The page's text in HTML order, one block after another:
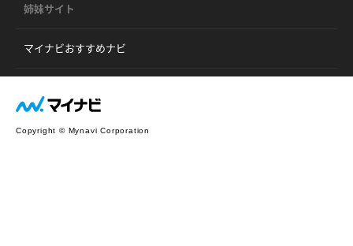
姉妹サイト
マイナビおすすめナビ
Copyright © Mynavi Corporation